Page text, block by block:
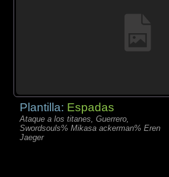
Plantilla: Espadas
Ataque a los titanes, Guerrero,
Swordsouls% Mikasa ackerman% Eren
Jaeger